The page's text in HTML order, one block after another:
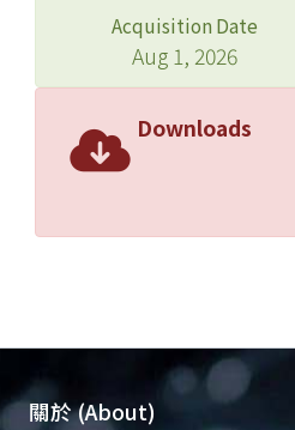
Acquisition Date
Aug 1, 2026
Downloads
關於 (About)